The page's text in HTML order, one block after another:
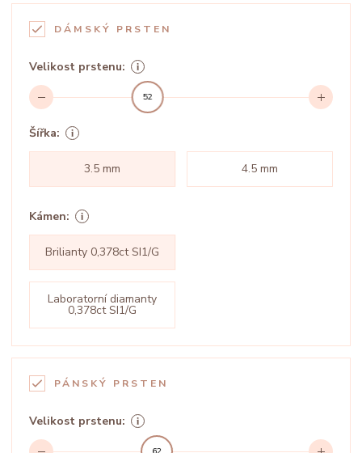
DÁMSKÝ PRSTEN
Velikost prstenu:
52
Šířka:
3.5 mm 4.5 mm
Kámen:
Brilianty 0,378ct SI1/G
Laboratorní diamanty
0,378ct SI1/G
PÁNSKÝ PRSTEN
Velikost prstenu:
62